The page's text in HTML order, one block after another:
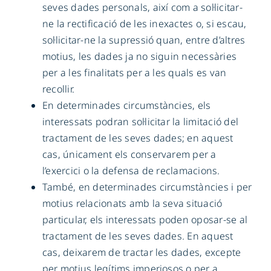
seves dades personals, així com a sol·licitar-
ne la rectificació de les inexactes o, si escau,
sol·licitar-ne la supressió quan, entre d’altres
motius, les dades ja no siguin necessàries
per a les finalitats per a les quals es van
recollir.
En determinades circumstàncies, els
interessats podran sol·licitar la limitació del
tractament de les seves dades; en aquest
cas, únicament els conservarem per a
l’exercici o la defensa de reclamacions.
També, en determinades circumstàncies i per
motius relacionats amb la seva situació
particular, els interessats poden oposar-se al
tractament de les seves dades. En aquest
cas, deixarem de tractar les dades, excepte